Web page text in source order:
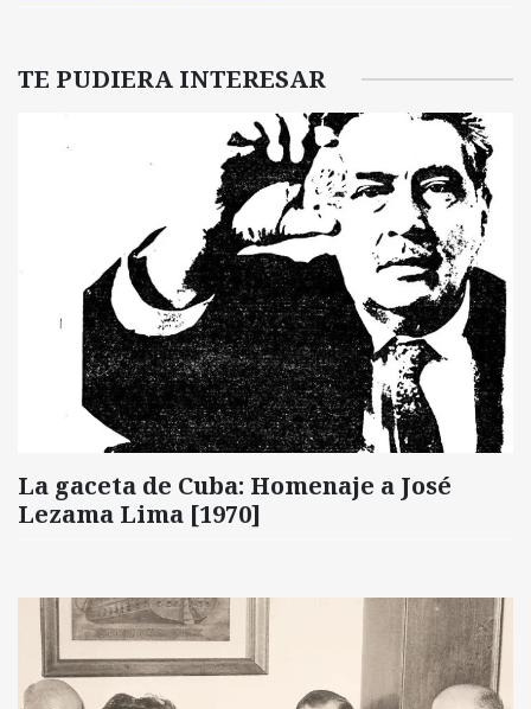
TE PUDIERA INTERESAR
La gaceta de Cuba: Homenaje a José
Lezama Lima [1970]